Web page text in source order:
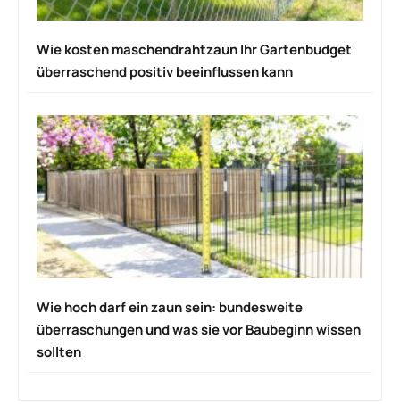
Wie kosten maschendrahtzaun Ihr Gartenbudget
überraschend positiv beeinflussen kann
Wie hoch darf ein zaun sein: bundesweite
überraschungen und was sie vor Baubeginn wissen
sollten